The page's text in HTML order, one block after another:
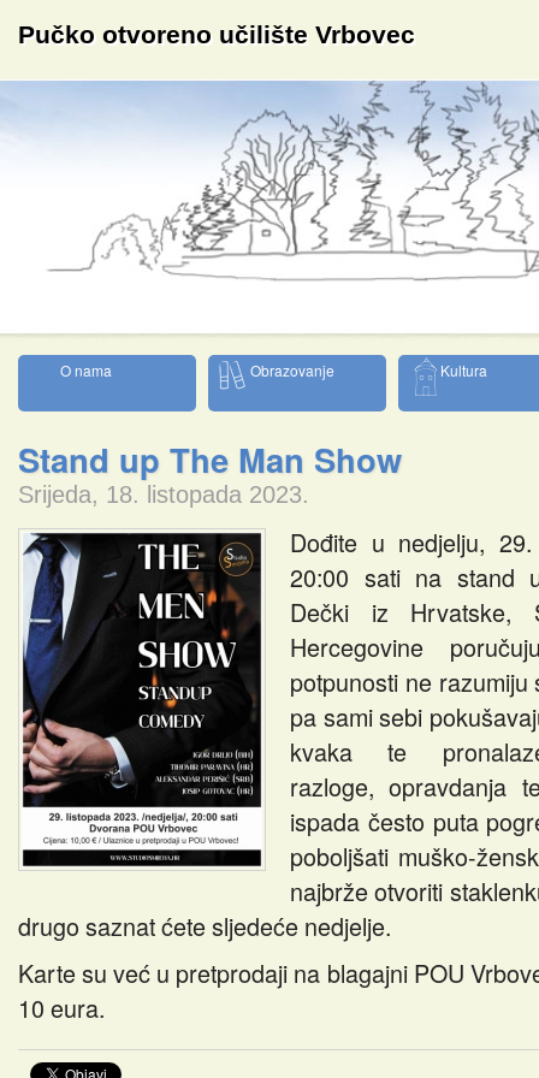
Pučko otvoreno učilište Vrbovec
O nama Obrazovanje Kultura
Stand up The Man Show
Srijeda, 18. listopada 2023.
Dođite u nedjelju,
20:00 sati na stand
Dečki iz
Hercegovine
potpunosti ne
pa sami sebi
kvaka te
razloge, opravdanja
ispada često puta
poboljšati muško-
najbrže otvoriti
drugo saznat ćete sljedeće nedjelje.
Karte su već u pretprodaji na blagajni POU
10 eura.